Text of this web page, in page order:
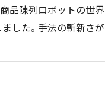
品陳列ロボットの世界
した。手法の斬新さが